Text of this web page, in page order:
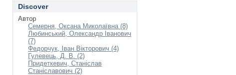
Discover
Автор
Семерня, Оксана Миколаївна (8)
Любинський, Олександр Іванович
(7)
Федорчук, Іван Вікторович (4)
Гулевець, Д. В. (2)
Придеткевич, Станіслав
Станіславович (2)